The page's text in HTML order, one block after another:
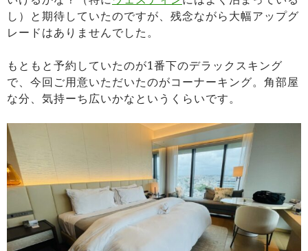
し）と期待していたのですが、残念ながら大幅アップグ
レードはありませんでした。
もともと予約していたのが1番下のデラックスキング
で、今回ご用意いただいたのがコーナーキング。角部屋
な分、気持ーち広いかなというくらいです。